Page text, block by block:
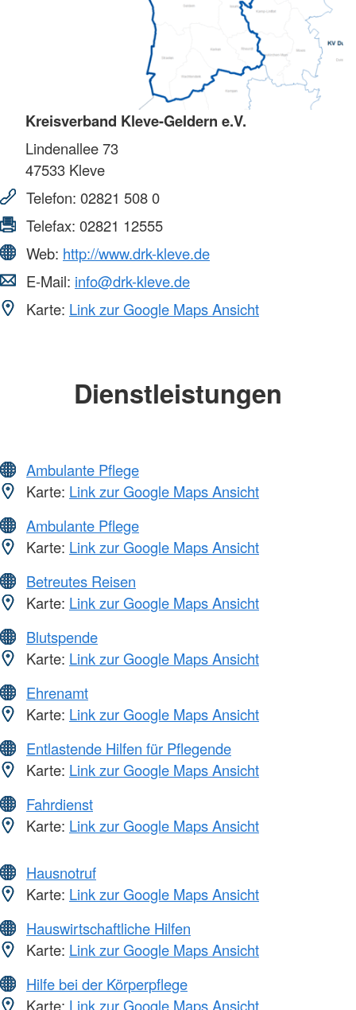
Kreisverband Kleve-Geldern e.V.
Lindenallee 73
47533 Kleve
Telefon: 02821 508 0
Telefax: 02821 12555
Web: http://www.drk-kleve.de
E-Mail: info@drk-kleve.de
Karte: Link zur Google Maps Ansicht
Dienstleistungen
Ambulante Pflege
Karte: Link zur Google Maps Ansicht
Ambulante Pflege
Karte: Link zur Google Maps Ansicht
Betreutes Reisen
Karte: Link zur Google Maps Ansicht
Blutspende
Karte: Link zur Google Maps Ansicht
Ehrenamt
Karte: Link zur Google Maps Ansicht
Entlastende Hilfen für Pflegende
Karte: Link zur Google Maps Ansicht
Fahrdienst
Karte: Link zur Google Maps Ansicht
Hausnotruf
Karte: Link zur Google Maps Ansicht
Hauswirtschaftliche Hilfen
Karte: Link zur Google Maps Ansicht
Hilfe bei der Körperpflege
Karte: Link zur Google Maps Ansicht